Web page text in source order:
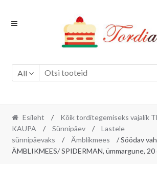
Skip
Skip
All
Esileht /
Kõik torditegemiseks vajalik
KAUPA
/ Sünnipäev /
Lastele
sünnipäevaks
/ Ämblikmees
/ Söödav
ÄMBLIKMEES/ SPIDERMAN, ümmargune, 20